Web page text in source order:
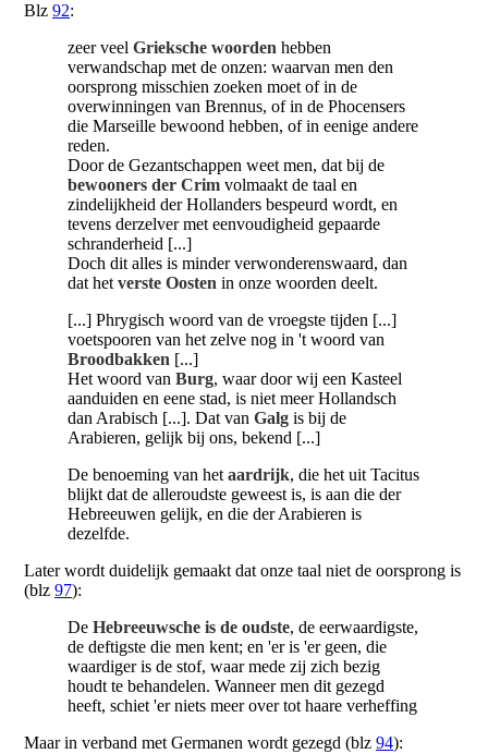
Blz 92:
zeer veel Grieksche woorden hebben
verwandschap met de onzen: waarvan men den
oorsprong misschien zoeken moet of in de
overwinningen van Brennus, of in de Phocensers
die Marseille bewoond hebben, of in eenige andere
reden.
Door de Gezantschappen weet men, dat bij de
bewooners der Crim volmaakt de taal en
zindelijkheid der Hollanders bespeurd wordt, en
tevens derzelver met eenvoudigheid gepaarde
schranderheid [...]
Doch dit alles is minder verwonderenswaard, dan
dat het verste Oosten in onze woorden deelt.
[...] Phrygisch woord van de vroegste tijden [...]
voetspooren van het zelve nog in 't woord van
Broodbakken [...]
Het woord van Burg, waar door wij een Kasteel
aanduiden en eene stad, is niet meer Hollandsch
dan Arabisch [...]. Dat van Galg is bij de
Arabieren, gelijk bij ons, bekend [...]
De benoeming van het aardrijk, die het uit Tacitus
blijkt dat de alleroudste geweest is, is aan die der
Hebreeuwen gelijk, en die der Arabieren is
dezelfde.
Later wordt duidelijk gemaakt dat onze taal niet de oorsprong is
(blz 97):
De Hebreeuwsche is de oudste, de eerwaardigste,
de deftigste die men kent; en 'er is 'er geen, die
waardiger is de stof, waar mede zij zich bezig
houdt te behandelen. Wanneer men dit gezegd
heeft, schiet 'er niets meer over tot haare verheffing
Maar in verband met Germanen wordt gezegd (blz 94):